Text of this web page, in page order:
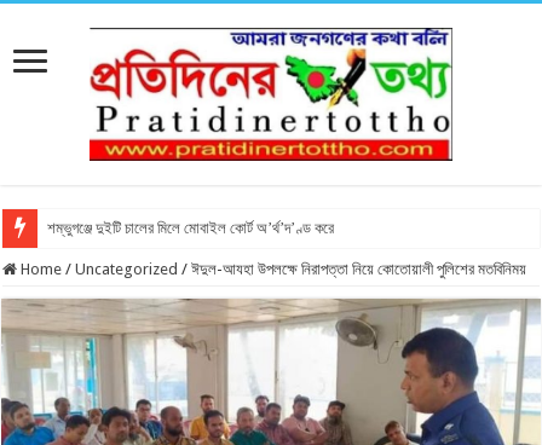
শম্ভুগঞ্জে দুইটি চালের মিলে মোবাইল কোর্ট অ’র্থ’দ’ণ্ড করে
Home / Uncategorized / ঈদুল-আযহা উপলক্ষে নিরাপত্তা নিয়ে কোতোয়ালী পুলিশের মতবিনিময়